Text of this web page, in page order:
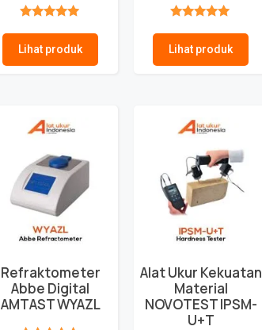
Lihat produk Lihat produk
Refraktometer
Abbe Digital
AMTAST WYAZL
Alat Ukur Kekuatan
Material
NOVOTEST IPSM-
U+T